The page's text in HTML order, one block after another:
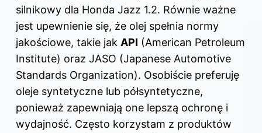
silnikowy dla Honda Jazz 1.2. Równie ważne
jest upewnienie się, że olej spełnia normy
jakościowe, takie jak API (American Petroleum
Institute) oraz JASO (Japanese Automotive
Standards Organization). Osobiście preferuję
oleje syntetyczne lub półsyntetyczne,
ponieważ zapewniają one lepszą ochronę i
wydajność. Często korzystam z produktów